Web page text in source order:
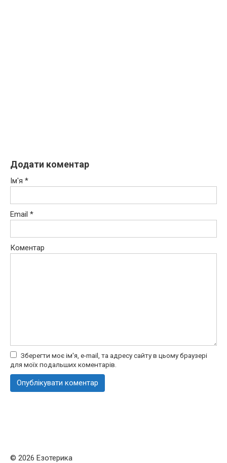
Додати коментар
Ім'я *
Email *
Коментар
Зберегти моє ім'я, e-mail, та адресу сайту в цьому браузері
для моїх подальших коментарів.
© 2026 Езотерика